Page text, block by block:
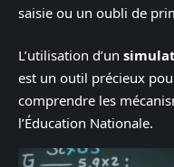
saisie ou un oubli de
L’utilisation d’un
est un outil précieux
comprendre les
l’Éducation Nationale.